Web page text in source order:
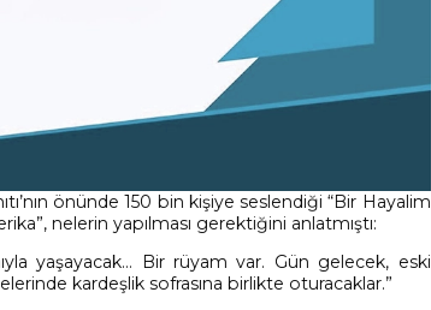
önünde150 bin kişiye seslendiği “Bir Hayalim
nelerin yapılması gerektiğini anlatmıştı:
yaşayacak… Bir rüyam var. Gün gelecek, eski
kardeşlik sofrasına birlikte oturacaklar.”